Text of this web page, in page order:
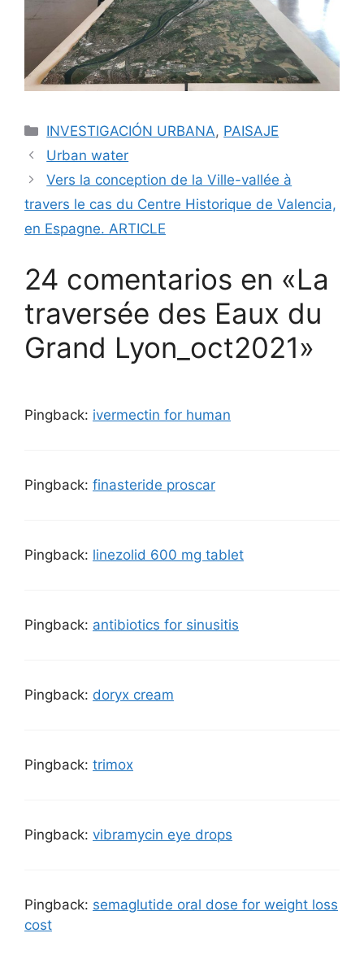
INVESTIGACIÓN URBANA, PAISAJE
Urban water
Vers la conception de la Ville-vallée à
travers le cas du Centre Historique de Valencia,
en Espagne. ARTICLE
24 comentarios en «La
traversée des Eaux du
Grand Lyon_oct2021»
Pingback: ivermectin for human
Pingback: finasteride proscar
Pingback: linezolid 600 mg tablet
Pingback: antibiotics for sinusitis
Pingback: doryx cream
Pingback: trimox
Pingback: vibramycin eye drops
Pingback: semaglutide oral dose for weight loss
cost